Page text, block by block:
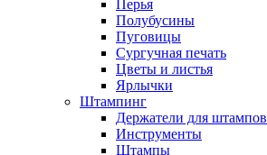
Перья
Полубусины
Пуговицы
Сургучная печать
Цветы и листья
Ярлычки
Штампинг
Держатели для штампов
Инструменты
Штампы